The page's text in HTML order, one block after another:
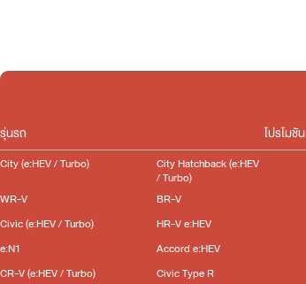
รุ่นรถ
City (e:HEV / Turbo) City Hatchback (e:HEV
/ Turbo)
WR-V
BR-V
Civic (e:HEV / Turbo)
HR-V e:HEV
e:N1
Accord e:HEV
CR-V (e:HEV / Turbo)
Civic Type R
โปรโมชัน